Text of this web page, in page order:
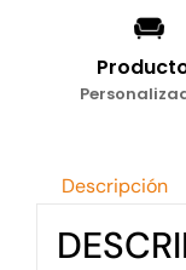
Descripción